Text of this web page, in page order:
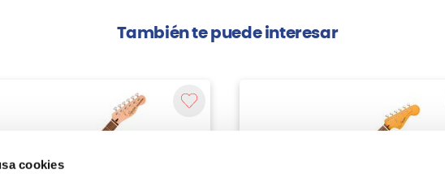
cookies
También te puede interesar